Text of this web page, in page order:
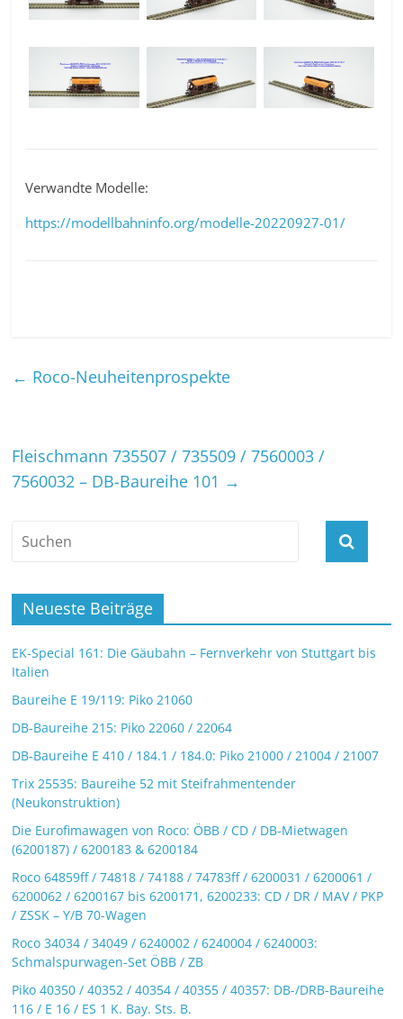
Verwandte Modelle:
https://modellbahninfo.org/modelle-20220927-01/
← Roco-Neuheitenprospekte
Fleischmann 735507 / 735509 / 7560003 /
7560032 – DB-Baureihe 101 →
Neueste Beiträge
EK-Special 161: Die Gäubahn – Fernverkehr von Stuttgart bis
Italien
Baureihe E 19/119: Piko 21060
DB-Baureihe 215: Piko 22060 / 22064
DB-Baureihe E 410 / 184.1 / 184.0: Piko 21000 / 21004 / 21007
Trix 25535: Baureihe 52 mit Steifrahmentender
(Neukonstruktion)
Die Eurofimawagen von Roco: ÖBB / CD / DB-Mietwagen
(6200187) / 6200183 & 6200184
Roco 64859ff / 74818 / 74188 / 74783ff / 6200031 / 6200061 /
6200062 / 6200167 bis 6200171, 6200233: CD / DR / MAV / PKP
/ ZSSK – Y/B 70-Wagen
Roco 34034 / 34049 / 6240002 / 6240004 / 6240003:
Schmalspurwagen-Set ÖBB / ZB
Piko 40350 / 40352 / 40354 / 40355 / 40357: DB-/DRB-Baureihe
116 / E 16 / ES 1 K. Bay. Sts. B.